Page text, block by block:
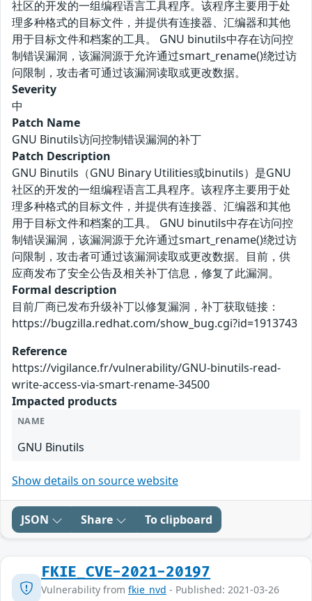
社区的开发的一组编程语言工具程序。该程序主要用于处
理多种格式的目标文件，并提供有连接器、汇编器和其他
用于目标文件和档案的工具。 GNU binutils中存在访问控
制错误漏洞，该漏洞源于允许通过smart_rename()绕过访
问限制，攻击者可通过该漏洞读取或更改数据。
Severity
中
Patch Name
GNU Binutils访问控制错误漏洞的补丁
Patch Description
GNU Binutils（GNU Binary Utilities或binutils）是GNU
社区的开发的一组编程语言工具程序。该程序主要用于处
理多种格式的目标文件，并提供有连接器、汇编器和其他
用于目标文件和档案的工具。 GNU binutils中存在访问控
制错误漏洞，该漏洞源于允许通过smart_rename()绕过访
问限制，攻击者可通过该漏洞读取或更改数据。目前，供
应商发布了安全公告及相关补丁信息，修复了此漏洞。
Formal description
目前厂商已发布升级补丁以修复漏洞，补丁获取链接：
https://bugzilla.redhat.com/show_bug.cgi?id=1913743
Reference
https://vigilance.fr/vulnerability/GNU-binutils-read-
write-access-via-smart-rename-34500
Impacted products
NAME
GNU Binutils
Show details on source website
JSON Share To clipboard
FKIE_CVE-2021-20197
Vulnerability from fkie_nvd - Published: 2021-03-26